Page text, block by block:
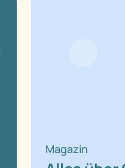
Magazin